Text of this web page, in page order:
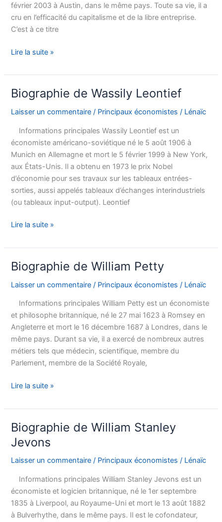
février 2003 à Austin, dans le même pays. Toute sa vie, il a
cru en l’efficacité du capitalisme et de la libre entreprise.
C’est à ce titre
Biographie
Walt
Whitman
Rostow
Lire la suite »
Biographie de Wassily Leontief
Laisser un commentaire / Principaux économistes / Lénaïc
Informations principales Wassily Leontief est un
économiste américano-soviétique né le 5 août 1906 à
Munich en Allemagne et mort le 5 février 1999 à New York,
aux États-Unis. Il a obtenu en 1973 le prix Nobel
d’économie pour ses travaux sur les tableaux entrées-
sorties, aussi appelés tableaux d’échanges interindustriels
(ou tableaux input-output). Leontief
Biographie
Wassily
Leontief
Lire la suite »
Biographie de William Petty
Laisser un commentaire / Principaux économistes / Lénaïc
Informations principales William Petty est un économiste
et philosophe britannique, né le 27 mai 1623 à Romsey en
Angleterre et mort le 16 décembre 1687 à Londres, dans le
même pays. Durant sa vie, il a exercé de nombreux autres
métiers tels que médecin, scientifique, membre du
Parlement, membre de la Société Royale,
Biographie
William
Petty
Lire la suite »
Biographie de William Stanley
Jevons
Laisser un commentaire / Principaux économistes / Lénaïc
Informations principales William Stanley Jevons est un
économiste et logicien britannique, né le 1er septembre
1835 à Liverpool, au Royaume-Uni et mort le 13 août 1882
à Bulverhythe, dans le même pays. Il est le cofondateur,